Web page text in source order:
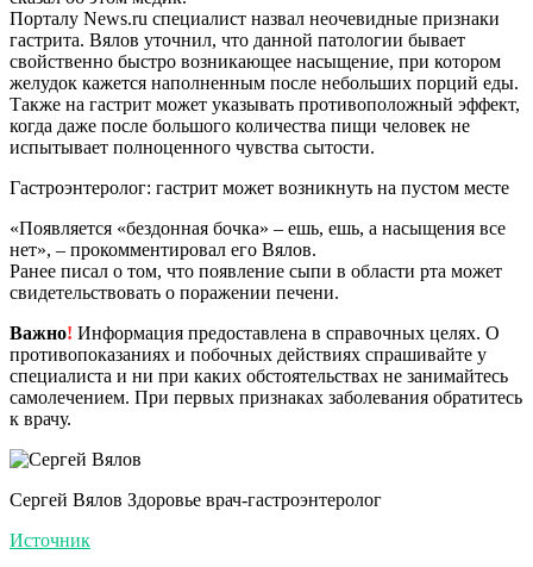
Порталу News.ru специалист назвал неочевидные признаки
гастрита. Вялов уточнил, что данной патологии бывает
свойственно быстро возникающее насыщение, при котором
желудок кажется наполненным после небольших порций еды.
Также на гастрит может указывать противоположный эффект,
когда даже после большого количества пищи человек не
испытывает полноценного чувства сытости.
Гастроэнтеролог: гастрит может возникнуть на пустом месте
«Появляется «бездонная бочка» – ешь, ешь, а насыщения все
нет», – прокомментировал его Вялов.
Ранее писал о том, что появление сыпи в области рта может
свидетельствовать о поражении печени.
Важно! Информация предоставлена в справочных целях. О
противопоказаниях и побочных действиях спрашивайте у
специалиста и ни при каких обстоятельствах не занимайтесь
самолечением. При первых признаках заболевания обратитесь
к врачу.
Сергей Вялов Здоровье врач-гастроэнтеролог
Источник